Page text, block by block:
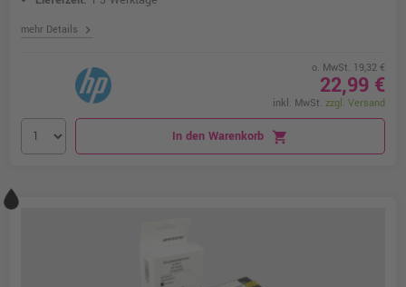
mehr Details chevron_right
o. MwSt. 19,32 €
22,99 €
inkl. MwSt. zzgl. Versand
In den Warenkorb shopping_cart